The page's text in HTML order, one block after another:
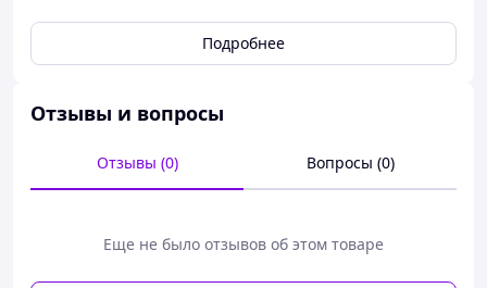
или потери питания.
Особенность устройства — два режима работы:
оповещение при отключении основного питания.
Кроме того, встроенная батарея автоматически
бесперебойную работу.
Громкий сигнал: благодаря 100 дБ четко
Автономная работа: после отключения питания
Подробнее
Отзывы и вопросы
Отзывы (0) Вопросы (0)
Еще не было отзывов об этом товаре